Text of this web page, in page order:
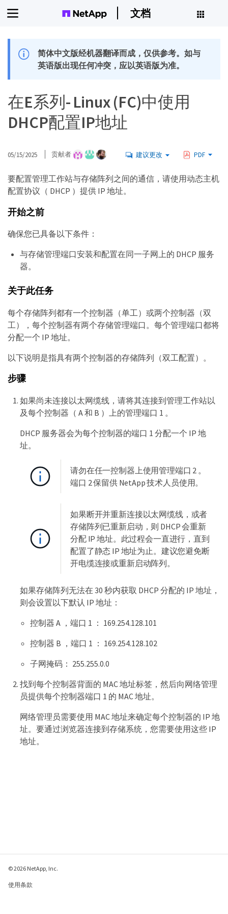
文档
简体中文版经机器翻译而成，仅供参考。如与
英语版出现任何冲突，应以英语版为准。
在E系列- Linux (FC)中使用
DHCP配置IP地址
05/15/2025 贡献者 建议更改 PDF
要配置管理工作站与存储阵列之间的通信，请使用动态主机
配置协议（ DHCP ）提供 IP 地址。
开始之前
确保您已具备以下条件：
与存储管理端口安装和配置在同一子网上的 DHCP 服务
器。
关于此任务
每个存储阵列都有一个控制器（单工）或两个控制器（双
工），每个控制器有两个存储管理端口。每个管理端口都将
分配一个 IP 地址。
以下说明是指具有两个控制器的存储阵列（双工配置）。
步骤
如果尚未连接以太网缆线，请将其连接到管理工作站以
及每个控制器（ A 和 B ）上的管理端口 1 。
DHCP 服务器会为每个控制器的端口 1 分配一个 IP 地
址。
请勿在任一控制器上使用管理端口 2 。
端口 2 保留供 NetApp 技术人员使用。
如果断开并重新连接以太网缆线，或者
存储阵列已重新启动，则 DHCP 会重新
分配 IP 地址。此过程会一直进行，直到
配置了静态 IP 地址为止。建议您避免断
开电缆连接或重新启动阵列。
如果存储阵列无法在 30 秒内获取 DHCP 分配的 IP 地址，
则会设置以下默认 IP 地址：
控制器 A ，端口 1 ： 169.254.128.101
控制器 B ，端口 1 ： 169.254.128.102
子网掩码： 255.255.0.0
找到每个控制器背面的 MAC 地址标签，然后向网络管理
员提供每个控制器端口 1 的 MAC 地址。
网络管理员需要使用 MAC 地址来确定每个控制器的 IP 地
址。要通过浏览器连接到存储系统，您需要使用这些 IP
地址。
© 2026 NetApp, Inc.
使用条款